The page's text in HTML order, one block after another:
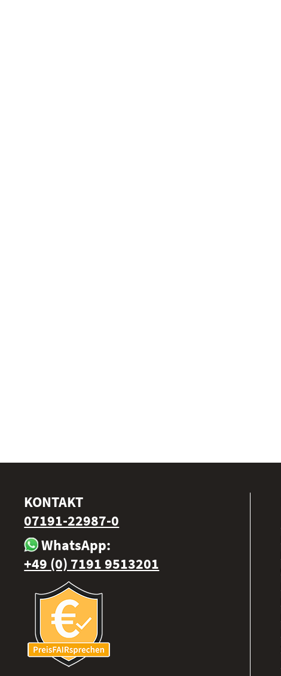
KONTAKT
07191-22987-0
WhatsApp:
+49 (0) 7191 9513201